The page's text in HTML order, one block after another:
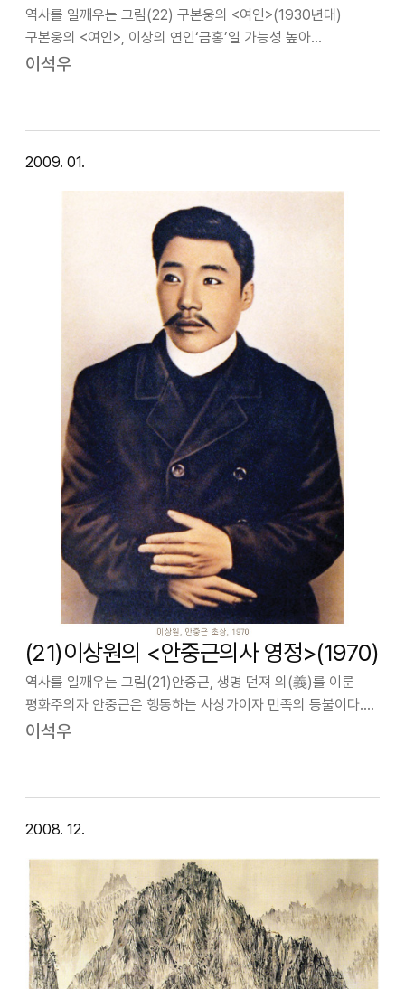
역사를 일깨우는 그림(22) 구본웅의 <여인>(1930년대)
구본웅의 <여인>, 이상의 연인‘금홍’일 가능성 높아
한국근대미술걸작들 중에 가장 강렬한 그림 하나를 들라면 나는
이석우
2009. 01.
(21)이상원의 <안중근의사 영정>(1970)
역사를 일깨우는 그림(21)안중근, 생명 던져 의(義)를 이룬
평화주의자 안중근은 행동하는 사상가이자 민족의 등불이다.
그가 주창한‘동양평화론’은 오늘의 국제질서가 가야할 길을
이석우
2008. 12.